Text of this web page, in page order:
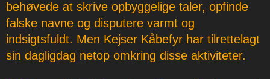
behøvede at skrive opbyggelige taler, opfinde
falske navne og disputere varmt og
indsigtsfuldt. Men Kejser Kåbefyr har tilrettelagt
sin dagligdag netop omkring disse aktiviteter.